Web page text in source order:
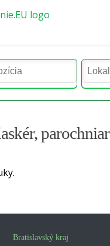
parochniar
Bratislavský kraj